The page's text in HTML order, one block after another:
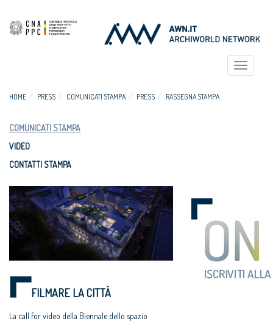
Toggle
HOME PRESS COMUNICATI STAMPA PRESS RASSEGNA STAMPA
COMUNICATI STAMPA
VIDEO
CONTATTI STAMPA
FILMARE LA CITTÀ
La call for video della Biennale dello spazio